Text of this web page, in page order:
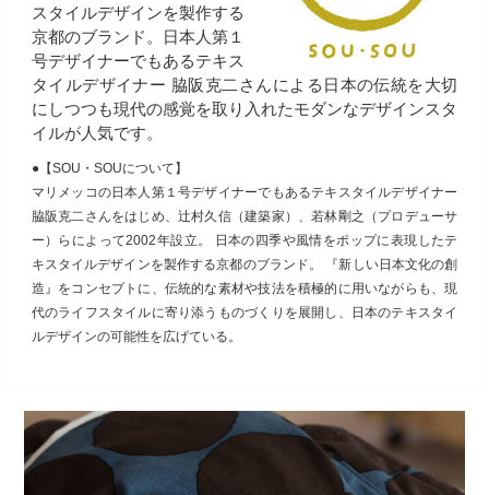
スタイルデザインを製作する
京都のブランド。日本人第１
号デザイナーでもあるテキス
タイルデザイナー 脇阪克二さんによる日本の伝統を大切
にしつつも現代の感覚を取り入れたモダンなデザインスタ
イルが人気です。
●【SOU・SOUについて】
マリメッコの日本人第１号デザイナーでもあるテキスタイルデザイナー
脇阪克二さんをはじめ、辻村久信（建築家）、若林剛之（プロデューサ
ー）らによって2002年設立。 日本の四季や風情をポップに表現したテ
キスタイルデザインを製作する京都のブランド。 『新しい日本文化の創
造』をコンセプトに、伝統的な素材や技法を積極的に用いながらも、現
代のライフスタイルに寄り添うものづくりを展開し、日本のテキスタイ
ルデザインの可能性を広げている。